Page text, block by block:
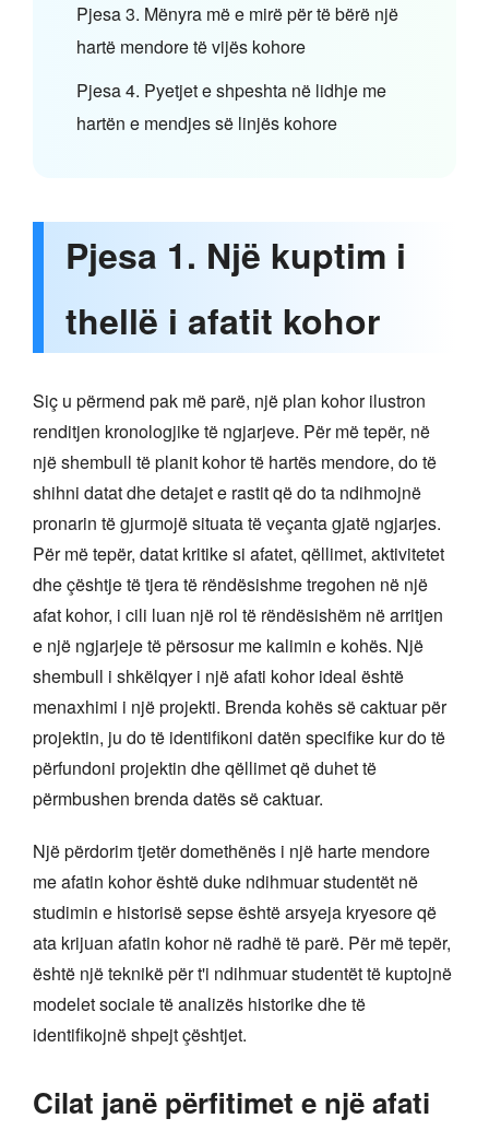
Pjesa 3. Mënyra më e mirë për të bërë një
hartë mendore të vijës kohore
Pjesa 4. Pyetjet e shpeshta në lidhje me
hartën e mendjes së linjës kohore
Pjesa 1. Një kuptim i
thellë i afatit kohor
Siç u përmend pak më parë, një plan kohor ilustron
renditjen kronologjike të ngjarjeve. Për më tepër, në
një shembull të planit kohor të hartës mendore, do të
shihni datat dhe detajet e rastit që do ta ndihmojnë
pronarin të gjurmojë situata të veçanta gjatë ngjarjes.
Për më tepër, datat kritike si afatet, qëllimet, aktivitetet
dhe çështje të tjera të rëndësishme tregohen në një
afat kohor, i cili luan një rol të rëndësishëm në arritjen
e një ngjarjeje të përsosur me kalimin e kohës. Një
shembull i shkëlqyer i një afati kohor ideal është
menaxhimi i një projekti. Brenda kohës së caktuar për
projektin, ju do të identifikoni datën specifike kur do të
përfundoni projektin dhe qëllimet që duhet të
përmbushen brenda datës së caktuar.
Një përdorim tjetër domethënës i një harte mendore
me afatin kohor është duke ndihmuar studentët në
studimin e historisë sepse është arsyeja kryesore që
ata krijuan afatin kohor në radhë të parë. Për më tepër,
është një teknikë për t'i ndihmuar studentët të kuptojnë
modelet sociale të analizës historike dhe të
identifikojnë shpejt çështjet.
Cilat janë përfitimet e një afati